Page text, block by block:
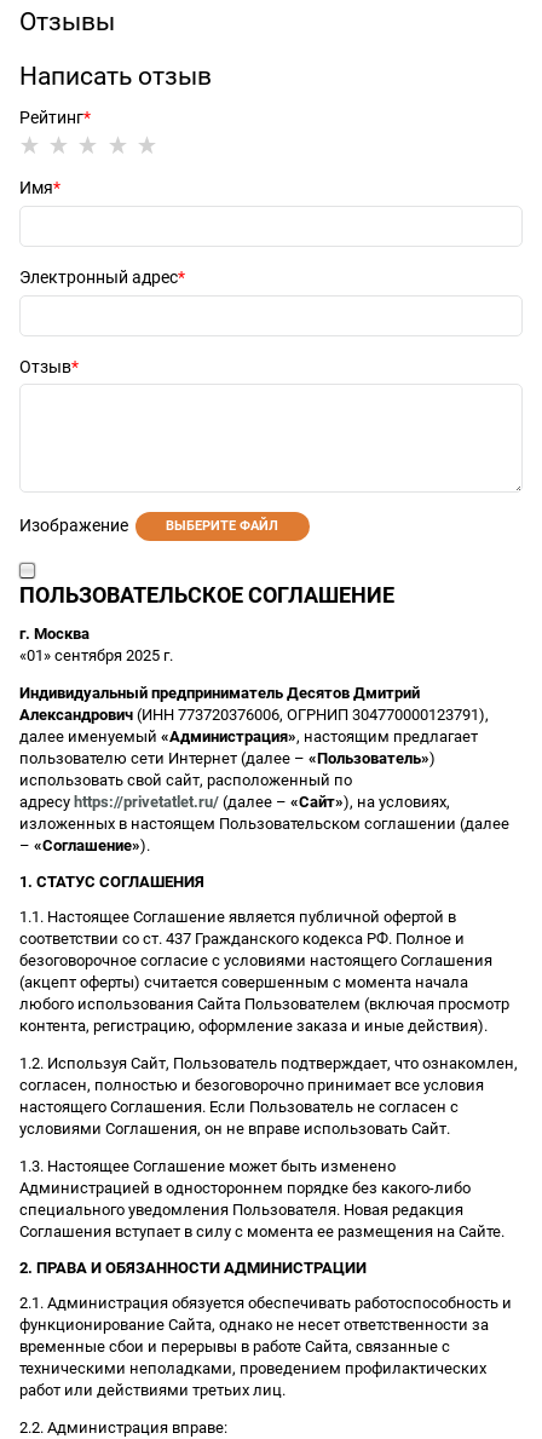
Отзывы
Написать отзыв
Рейтинг
Имя
Электронный адрес
Отзыв
Изображение ВЫБЕРИТЕ ФАЙЛ
ПОЛЬЗОВАТЕЛЬСКОЕ СОГЛАШЕНИЕ
г. Москва
«01» сентября 2025 г.
Индивидуальный предприниматель Десятов Дмитрий
Александрович (ИНН 773720376006, ОГРНИП 304770000123791),
далее именуемый «Администрация», настоящим предлагает
пользователю сети Интернет (далее – «Пользователь»)
использовать свой сайт, расположенный по
адресу https://privetatlet.ru/ (далее – «Сайт»), на условиях,
изложенных в настоящем Пользовательском соглашении (далее
– «Соглашение»).
1. СТАТУС СОГЛАШЕНИЯ
1.1. Настоящее Соглашение является публичной офертой в
соответствии со ст. 437 Гражданского кодекса РФ. Полное и
безоговорочное согласие с условиями настоящего Соглашения
(акцепт оферты) считается совершенным с момента начала
любого использования Сайта Пользователем (включая просмотр
контента, регистрацию, оформление заказа и иные действия).
1.2. Используя Сайт, Пользователь подтверждает, что ознакомлен,
согласен, полностью и безоговорочно принимает все условия
настоящего Соглашения. Если Пользователь не согласен с
условиями Соглашения, он не вправе использовать Сайт.
1.3. Настоящее Соглашение может быть изменено
Администрацией в одностороннем порядке без какого-либо
специального уведомления Пользователя. Новая редакция
Соглашения вступает в силу с момента ее размещения на Сайте.
2. ПРАВА И ОБЯЗАННОСТИ АДМИНИСТРАЦИИ
2.1. Администрация обязуется обеспечивать работоспособность и
функционирование Сайта, однако не несет ответственности за
временные сбои и перерывы в работе Сайта, связанные с
техническими неполадками, проведением профилактических
работ или действиями третьих лиц.
2.2. Администрация вправе: